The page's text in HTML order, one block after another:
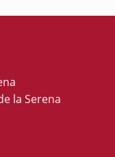
la Serena